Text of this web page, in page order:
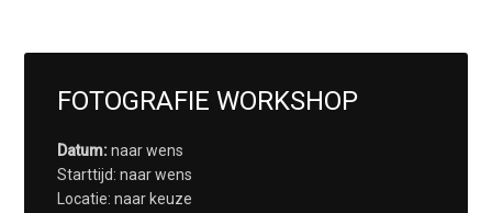
FOTOGRAFIE WORKSHOP
Datum:naar wens
Starttijd: naar wens
Locatie: naar keuze